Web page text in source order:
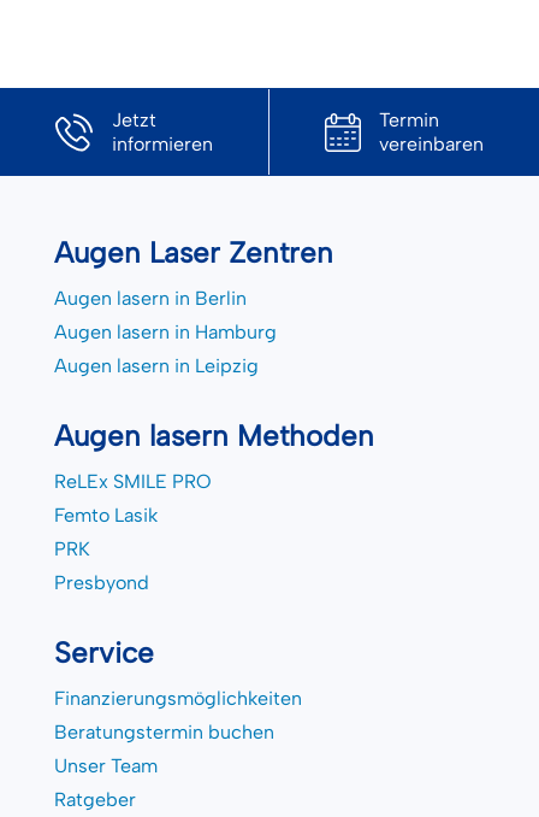
Jetzt
informieren
Termin
vereinbaren
Augen Laser Zentren
Augen lasern in Berlin
Augen lasern in Hamburg
Augen lasern in Leipzig
Augen lasern Methoden
ReLEx SMILE PRO
Femto Lasik
PRK
Presbyond
Service
Finanzierungsmöglichkeiten
Beratungstermin buchen
Unser Team
Ratgeber